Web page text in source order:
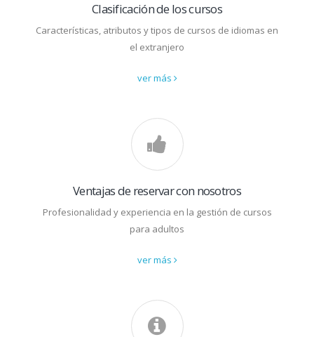
Clasificación de los cursos
Características, atributos y tipos de cursos de idiomas en
el extranjero
ver más
Ventajas de reservar con nosotros
Profesionalidad y experiencia en la gestión de cursos
para adultos
ver más